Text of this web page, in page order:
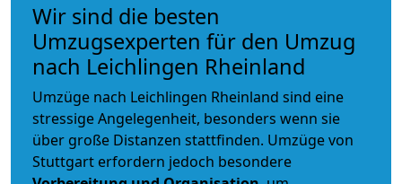
Wir sind die besten
Umzugsexperten für den Umzug
nach Leichlingen Rheinland
Umzüge nach Leichlingen Rheinland sind eine
stressige Angelegenheit, besonders wenn sie
über große Distanzen stattfinden. Umzüge von
Stuttgart erfordern jedoch besondere